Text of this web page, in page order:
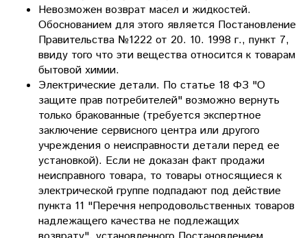
Невозможен возврат масел и жидкостей.
Обоснованием для этого является Постановление
Правительства №1222 от 20. 10. 1998 г., пункт 7,
ввиду того что эти вещества относится к товарам
бытовой химии.
Электрические детали. По статье 18 ФЗ "О
защите прав потребителей" возможно вернуть
только бракованные (требуется экспертное
заключение сервисного центра или другого
учреждения о неисправности детали перед ее
установкой). Если не доказан факт продажи
неисправного товара, то товары относящиеся к
электрической группе подпадают под действие
пункта 11 "Перечня непродовольственных товаров
надлежащего качества не подлежащих